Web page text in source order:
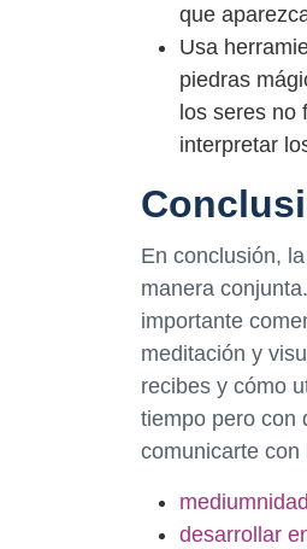
que
Usa
piedras
los seres no
interpretar
En conclusión,
manera
importante
meditación y
recibes y cómo
tiempo pero con
comunicarte
desarrollar